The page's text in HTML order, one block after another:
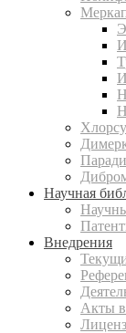
Научная
Внедрения
Акты